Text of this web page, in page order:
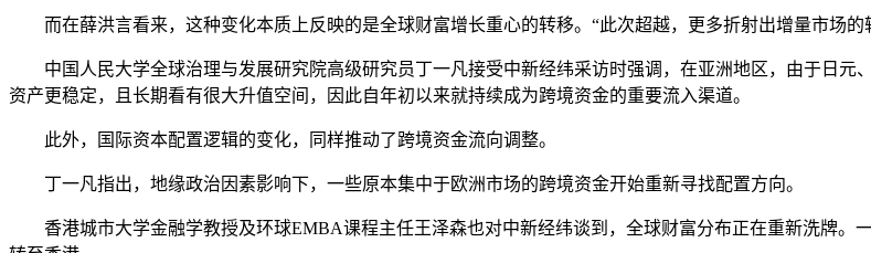
而在薛洪言看来，这种变化本质上反映的是全球财富增长重心的转移。“此次超越，更多折射出增量市场的
中国人民大学全球治理与发展研究院高级研究员丁一凡接受中新经纬采访时强调，在亚洲地区，由于日
资产更稳定，且长期看有很大升值空间，因此自年初以来就持续成为跨境资金的重要流入渠道。
此外，国际资本配置逻辑的变化，同样推动了跨境资金流向调整。
丁一凡指出，地缘政治因素影响下，一些原本集中于欧洲市场的跨境资金开始重新寻找配置方向。
香港城市大学金融学教授及环球EMBA课程主任王泽森也对中新经纬谈到，全球财富分布正在重新洗牌